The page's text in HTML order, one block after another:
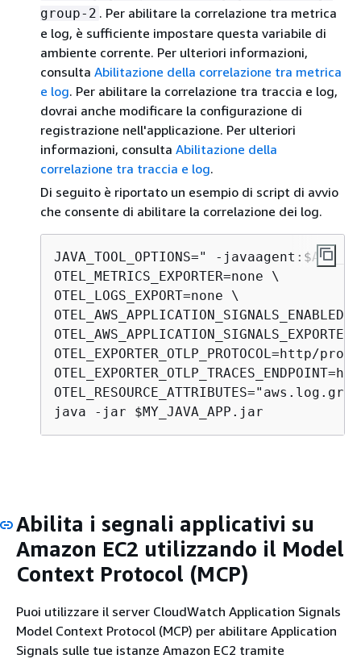
group-2 . Per abilitare la correlazione tra metrica
e log, è sufficiente impostare questa variabile di
ambiente corrente. Per ulteriori informazioni,
consulta Abilitazione della correlazione tra metrica
e log. Per abilitare la correlazione tra traccia e log,
dovrai anche modificare la configurazione di
registrazione nell'applicazione. Per ulteriori
informazioni, consulta Abilitazione della
correlazione tra traccia e log.
Di seguito è riportato un esempio di script di avvio
che consente di abilitare la correlazione dei log.
JAVA_TOOL_OPTIONS=" -
OTEL_METRICS_EXPORTER=none \
OTEL_LOGS_EXPORT=none \
OTEL_EXPORTER_OTLP_PROTOCOL=http/
java -jar $MY_JAVA_APP.jar
Abilita i segnali applicativi su
Amazon EC2 utilizzando il Model
Context Protocol (MCP)
Puoi utilizzare il server CloudWatch Application Signals
Model Context Protocol (MCP) per abilitare Application
Signals sulle tue istanze Amazon EC2 tramite